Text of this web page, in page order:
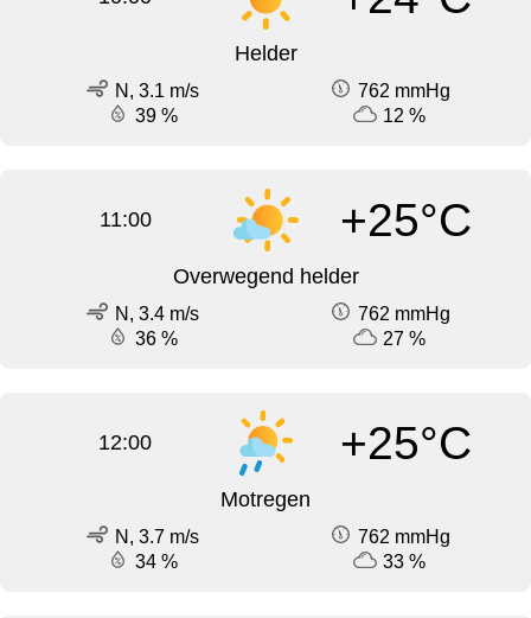
Helder
N, 3.1 m/s
762 mmHg
39 %
12 %
11:00 +25°C
Overwegend helder
N, 3.4 m/s
762 mmHg
36 %
27 %
12:00 +25°C
Motregen
N, 3.7 m/s
762 mmHg
34 %
33 %